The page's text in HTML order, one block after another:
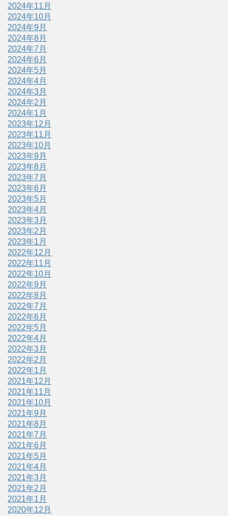
2024年11月
2024年10月
2024年9月
2024年8月
2024年7月
2024年6月
2024年5月
2024年4月
2024年3月
2024年2月
2024年1月
2023年12月
2023年11月
2023年10月
2023年9月
2023年8月
2023年7月
2023年6月
2023年5月
2023年4月
2023年3月
2023年2月
2023年1月
2022年12月
2022年11月
2022年10月
2022年9月
2022年8月
2022年7月
2022年6月
2022年5月
2022年4月
2022年3月
2022年2月
2022年1月
2021年12月
2021年11月
2021年10月
2021年9月
2021年8月
2021年7月
2021年6月
2021年5月
2021年4月
2021年3月
2021年2月
2021年1月
2020年12月